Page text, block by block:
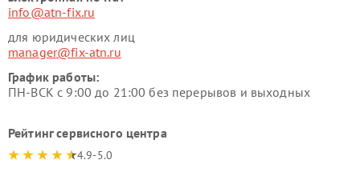
info@atn-fix.ru
для юридических лиц
manager@fix-atn.ru
График работы:
ПН-ВСК с 9:00 до 21:00 без перерывов и выходных
Рейтинг сервисного центра
4.9-5.0